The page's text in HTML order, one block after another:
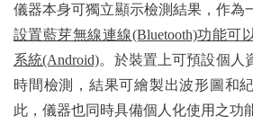
儀器本身可獨立顯示檢測結果，作為
設置藍芽無線連線(Bluetooth)功能可
系統(Android)。於裝置上可預設個人
時間檢測，結果可繪製出波形圖和
此，儀器也同時具備個人化使用之功